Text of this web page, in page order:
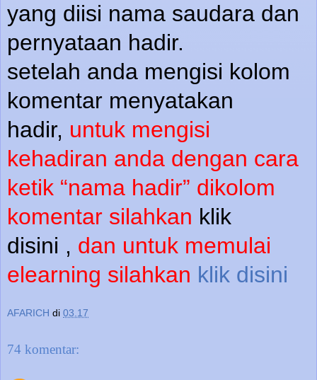
yang diisi nama saudara dan
pernyataan hadir.
setelah anda mengisi kolom
komentar menyatakan
hadir, untuk mengisi
kehadiran anda dengan cara
ketik “nama hadir” dikolom
komentar silahkan klik
disini , dan untuk memulai
elearning silahkan klik disini
AFARICH di 03.17
74 komentar: